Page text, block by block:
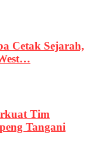
Cetak Sejarah,
Tim
Tangani